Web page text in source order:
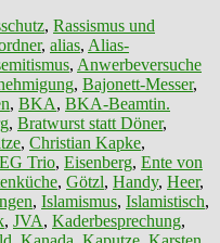
, Rassismus und
, alias, Alias-
, Anwerbeversuche
, Bajonett-Messer,
, BKA, BKA-Beamtin.
, Bratwurst statt Döner,
, Christian Kapke,
EG Trio, Eisenberg, Ente von
, Götzl, Handy, Heer,
, Islamismus, Islamistisch,
, JVA, Kaderbesprechung,